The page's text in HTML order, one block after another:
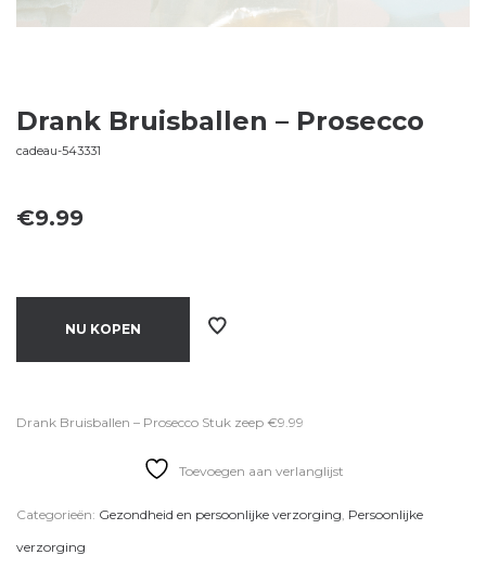
Drank Bruisballen – Prosecco
cadeau-543331
€9.99
NU KOPEN
Drank Bruisballen – Prosecco Stuk zeep €9.99
Toevoegen aan verlanglijst
Categorieën: Gezondheid en persoonlijke verzorging, Persoonlijke
verzorging